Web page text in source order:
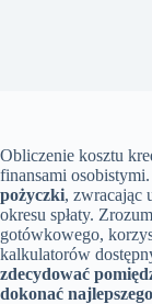
Obliczenie kosztu
finansami
pożyczki, zwracając
okresu spłaty.
gotówkowego,
kalkulatorów
zdecydować
dokonać